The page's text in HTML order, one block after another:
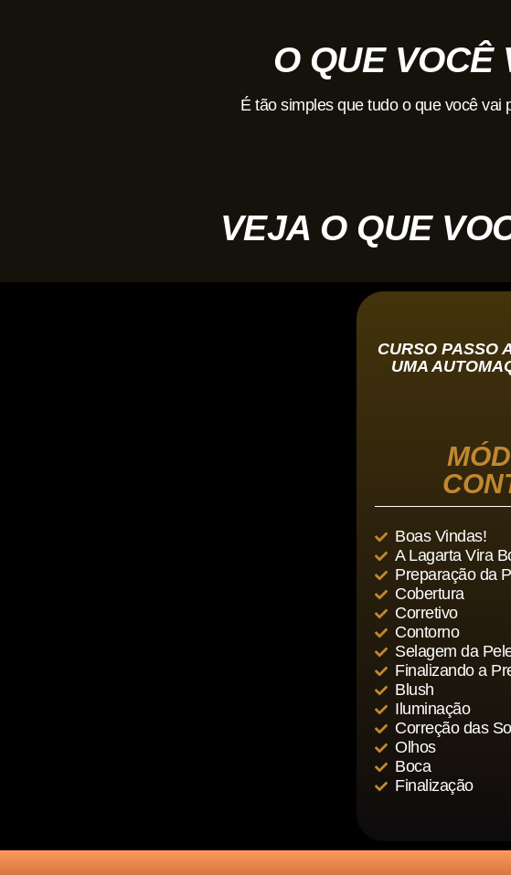
O QUE VOCÊ
É tão simples que tudo o que você
VEJA O QUE
CURSO PASSO
UMA
Boas Vindas!
A Lagarta Vira
Preparação da
Cobertura
Corretivo
Contorno
Selagem da
Finalizando a
Blush
Iluminação
Correção das
Olhos
Boca
Finalização